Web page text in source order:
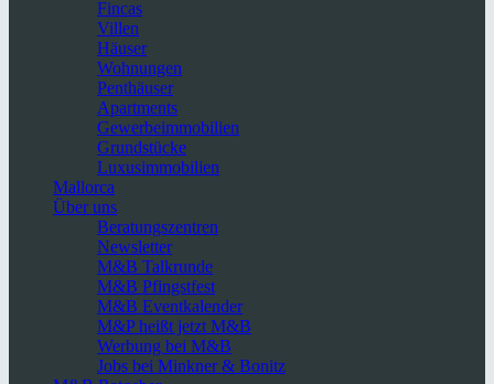
Fincas
Villen
Häuser
Wohnungen
Penthäuser
Apartments
Gewerbeimmobilien
Grundstücke
Luxusimmobilien
Mallorca
Über uns
Beratungszentren
Newsletter
M&B Talkrunde
M&B Pfingstfest
M&B Eventkalender
M&P heißt jetzt M&B
Werbung bei M&B
Jobs bei Minkner & Bonitz